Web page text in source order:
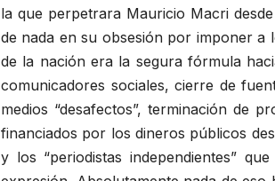
la que perpetrara Mauricio Macri
de nada en su obsesión por imponer a
de la nación era la segura fórmula
comunicadores sociales, cierre de
medios “desafectos”, terminación de
financiados por los dineros públicos
y los “periodistas independientes”